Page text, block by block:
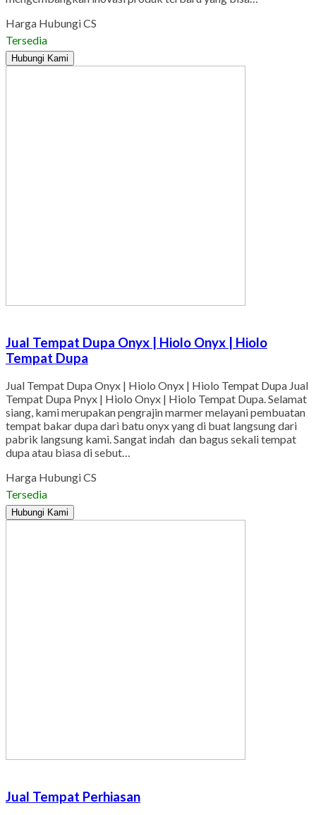
Harga Hubungi CS
Tersedia
Hubungi Kami
Jual Tempat Dupa Onyx | Hiolo Onyx | Hiolo
Tempat Dupa
Jual Tempat Dupa Onyx | Hiolo Onyx | Hiolo Tempat Dupa Jual
Tempat Dupa Pnyx | Hiolo Onyx | Hiolo Tempat Dupa. Selamat
siang, kami merupakan pengrajin marmer melayani pembuatan
tempat bakar dupa dari batu onyx yang di buat langsung dari
pabrik langsung kami. Sangat indah dan bagus sekali tempat
dupa atau biasa di sebut…
Harga Hubungi CS
Tersedia
Hubungi Kami
Jual Tempat Perhiasan